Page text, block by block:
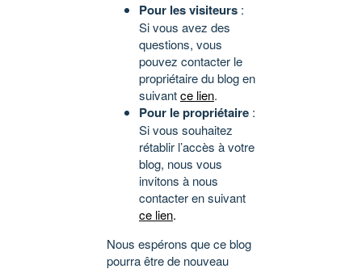
Pour les visiteurs :
Si vous avez des
questions, vous
pouvez contacter le
propriétaire du blog en
suivantce lien.
Pour le propriétaire :
Si vous souhaitez
rétablir l’accès à votre
blog, nous vous
invitons à nous
contacter en suivant
ce lien.
Nous espérons que ce blog
pourra être de nouveau